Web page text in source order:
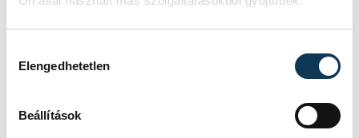
Elengedhetetlen
Beállítások